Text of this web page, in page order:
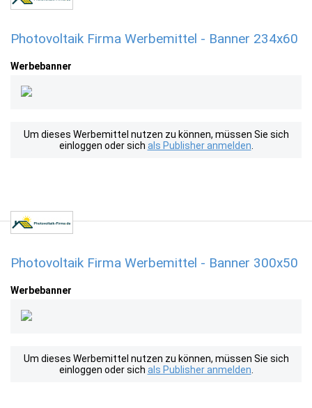
Photovoltaik Firma Werbemittel - Banner 234x60
Werbebanner
Um dieses Werbemittel nutzen zu können, müssen Sie sich
einloggen oder sich als Publisher anmelden
Photovoltaik Firma Werbemittel - Banner 300x50
Werbebanner
Um dieses Werbemittel nutzen zu können, müssen Sie sich
einloggen oder sich als Publisher anmelden